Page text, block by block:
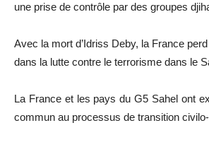
une prise de contrôle par des groupes
Avec la mort d’Idriss Deby, la France
dans la lutte contre le terrorisme dans le
La France et les pays du G5 Sahel ont
commun au processus de transition